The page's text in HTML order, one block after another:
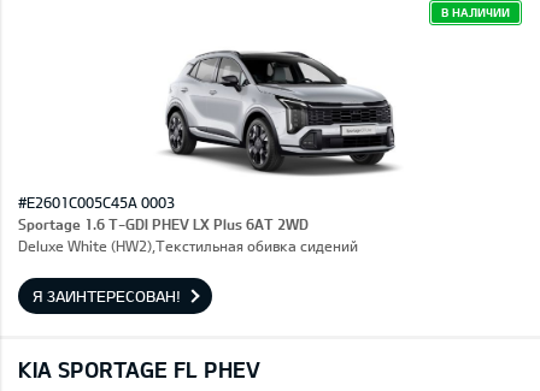
В НАЛИЧИИ
#E2601C005C45A 0003
Sportage 1.6 T-GDI PHEV LX Plus 6AT 2WD
Deluxe White (HW2),Текстильная обивка сидений
Я ЗАИНТЕРЕСОВАН!
KIA SPORTAGE FL PHEV